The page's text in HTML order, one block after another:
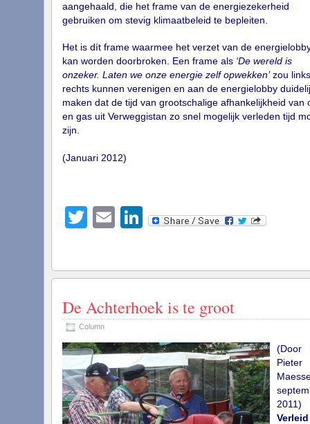
aangehaald, die het frame van de energiezekerheid
gebruiken om stevig klimaatbeleid te bepleiten.
Het is dít frame waarmee het verzet van de
kan worden doorbroken. Een frame als ‘De wereld is
onzeker. Laten we onze energie zelf opwekken’zou
rechts kunnen verenigen en aan de energielobby
maken dat de tijd van grootschalige afhankelijkheid van
en gas uit Verweggistan zo snel mogelijk verleden tijd
zijn.
(Januari 2012)
Twitter
EmailLinkedIn
De Achterhoek is te groot
Column
(Door
Pieter
2011)
Verleid